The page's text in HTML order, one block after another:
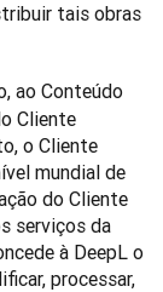
tais obras
ao Conteúdo
Cliente
o Cliente
mundial de
do Cliente
serviços da
à DeepL o
processar,